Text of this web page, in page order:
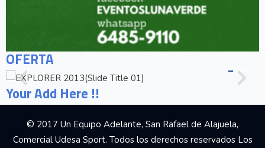
OFERTA
Your Add Here !!
© 2017 Un Equipo Adelante, San Rafael de Alajuela,
Comercial Udesa Sport. Todos los derechos reservados Los